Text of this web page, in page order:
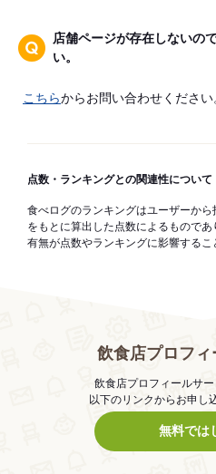
店舗ページが存在しないの
い。
こちらからお問い合わせください
点数・ランキングとの関連性について
食べログのランキングはユーザーか
をもとに算出した点数によるもので
有無が点数やランキングに影響するこ
飲食店プロフ
飲食店プロフィールサー
以下のリンクからお申し
無料では